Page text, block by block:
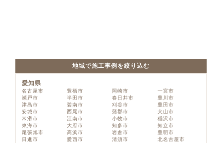
地域で施工事例を絞り込む
愛知県
名古屋市 豊橋市 岡崎市
一宮市
瀬戸市
半田市 春日井市
豊川市
津島市
碧南市 刈谷市
豊田市
安城市
西尾市 蒲郡市
犬山市
常滑市
江南市 小牧市
稲沢市
東海市
大府市 知多市
知立市
尾張旭市
高浜市 岩倉市
豊明市
日進市
愛西市 清須市
北名古屋市